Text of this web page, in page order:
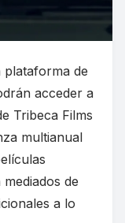
plataforma de
acceder a
Tribeca Films
multianual
de
a lo